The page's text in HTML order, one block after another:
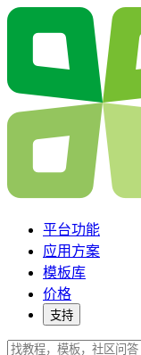
平台功能
应用方案
模板库
价格
支持